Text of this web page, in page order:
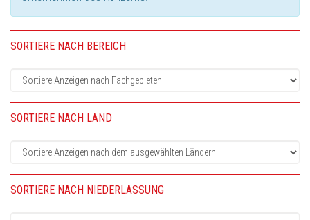
SORTIERE NACH BEREICH
SORTIERE NACH LAND
SORTIERE NACH NIEDERLASSUNG